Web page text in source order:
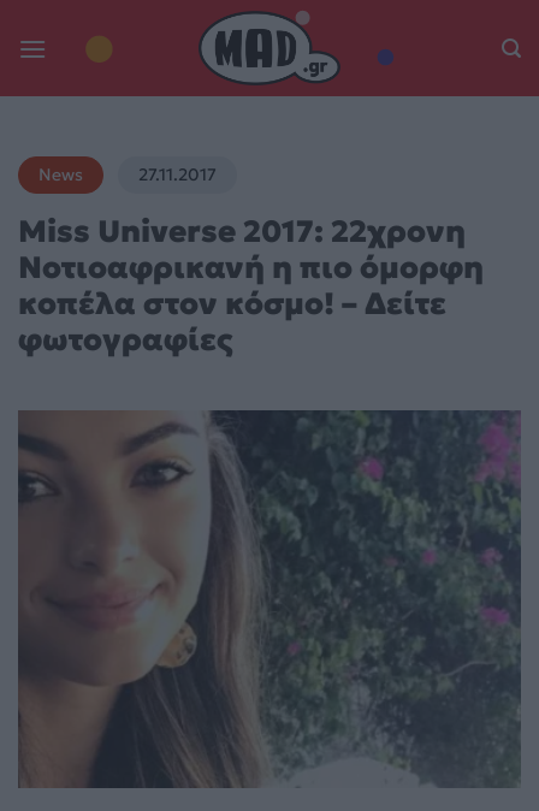
News 27.11.2017
Miss Universe 2017: 22χρονη
Νοτιοαφρικανή η πιο όμορφη
κοπέλα στον κόσμο! – Δείτε
φωτογραφίες